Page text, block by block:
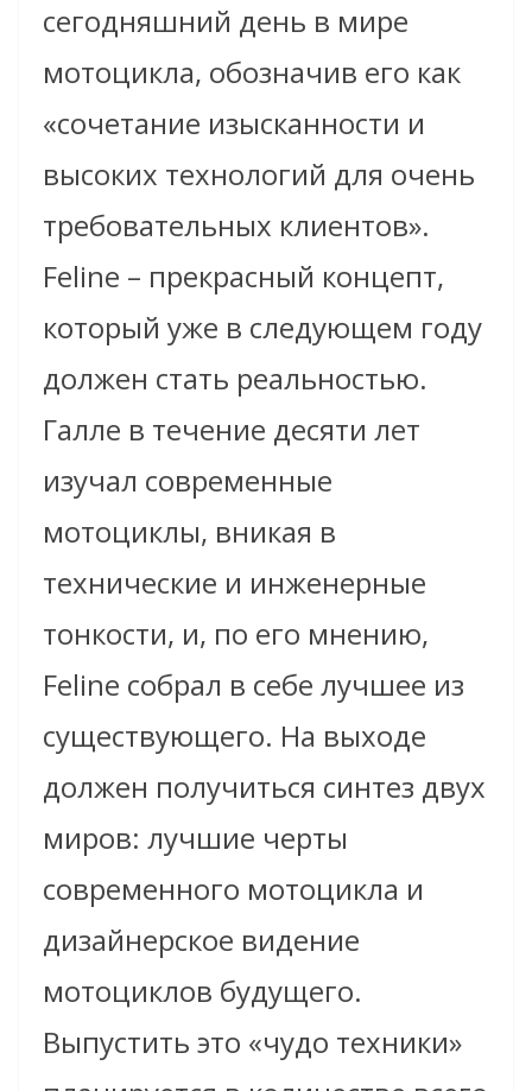
сегодняшний день в мире
мотоцикла, обозначив его как
«сочетание изысканности и
высоких технологий для очень
требовательных клиентов».
Feline – прекрасный концепт,
который уже в следующем году
должен стать реальностью.
Галле в течение десяти лет
изучал современные
мотоциклы, вникая в
технические и инженерные
тонкости, и, по его мнению,
Feline собрал в себе лучшее из
существующего. На выходе
должен получиться синтез двух
миров: лучшие черты
современного мотоцикла и
дизайнерское видение
мотоциклов будущего.
Выпустить это «чудо техники»